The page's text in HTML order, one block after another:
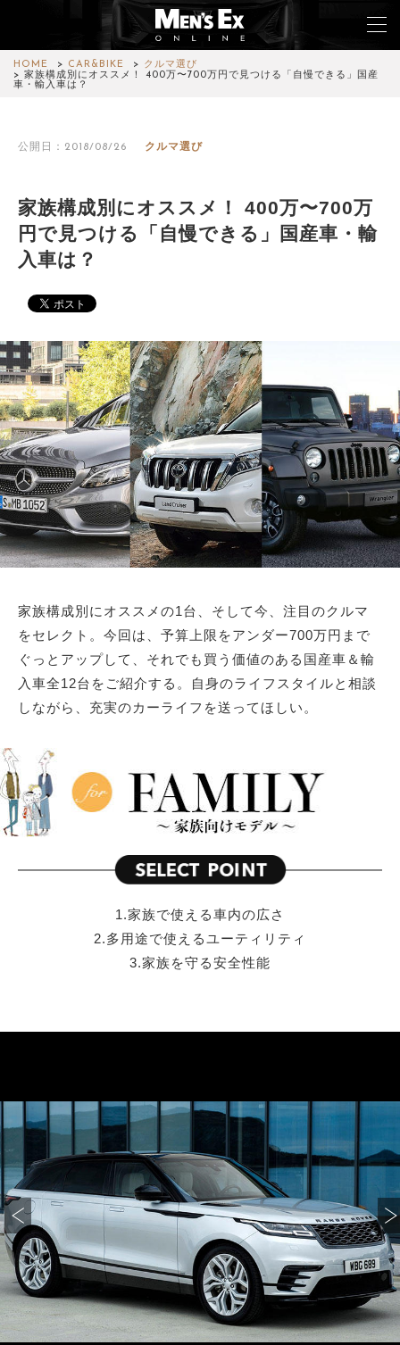
HOME CAR&BIKE
クルマ選び
家族構成別にオススメ！ 400万〜700万円で見つける「自慢できる」国産
車・輸入車は？
公開日：2018/08/26 クルマ選び
家族構成別にオススメ！ 400万〜700万
円で見つける「自慢できる」国産車・輸
入車は？
家族構成別にオススメの1台、そして今、注目のクルマ
をセレクト。今回は、予算上限をアンダー700万円まで
ぐっとアップして、それでも買う価値のある国産車＆輸
入車全12台をご紹介する。自身のライフスタイルと相談
しながら、充実のカーライフを送ってほしい。
1.家族で使える車内の広さ
2.多用途で使えるユーティリティ
3.家族を守る安全性能
FASHION
WATCH
CAR&BIKE
COLUMN
MAGAZINE
ABOUT SITE
サイトマップ